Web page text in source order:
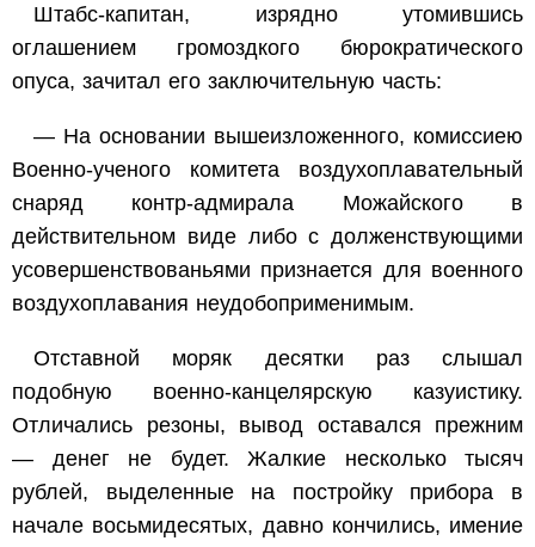
Штабс-капитан, изрядно утомившись
оглашением громоздкого бюрократического
опуса, зачитал его заключительную часть:
— На основании вышеизложенного, комиссиею
Военно-ученого комитета воздухоплавательный
снаряд контр-адмирала Можайского в
действительном виде либо с долженствующими
усовершенствованьями признается для военного
воздухоплавания неудобоприменимым.
Отставной моряк десятки раз слышал
подобную военно-канцелярскую казуистику.
Отличались резоны, вывод оставался прежним
— денег не будет. Жалкие несколько тысяч
рублей, выделенные на постройку прибора в
начале восьмидесятых, давно кончились, имение